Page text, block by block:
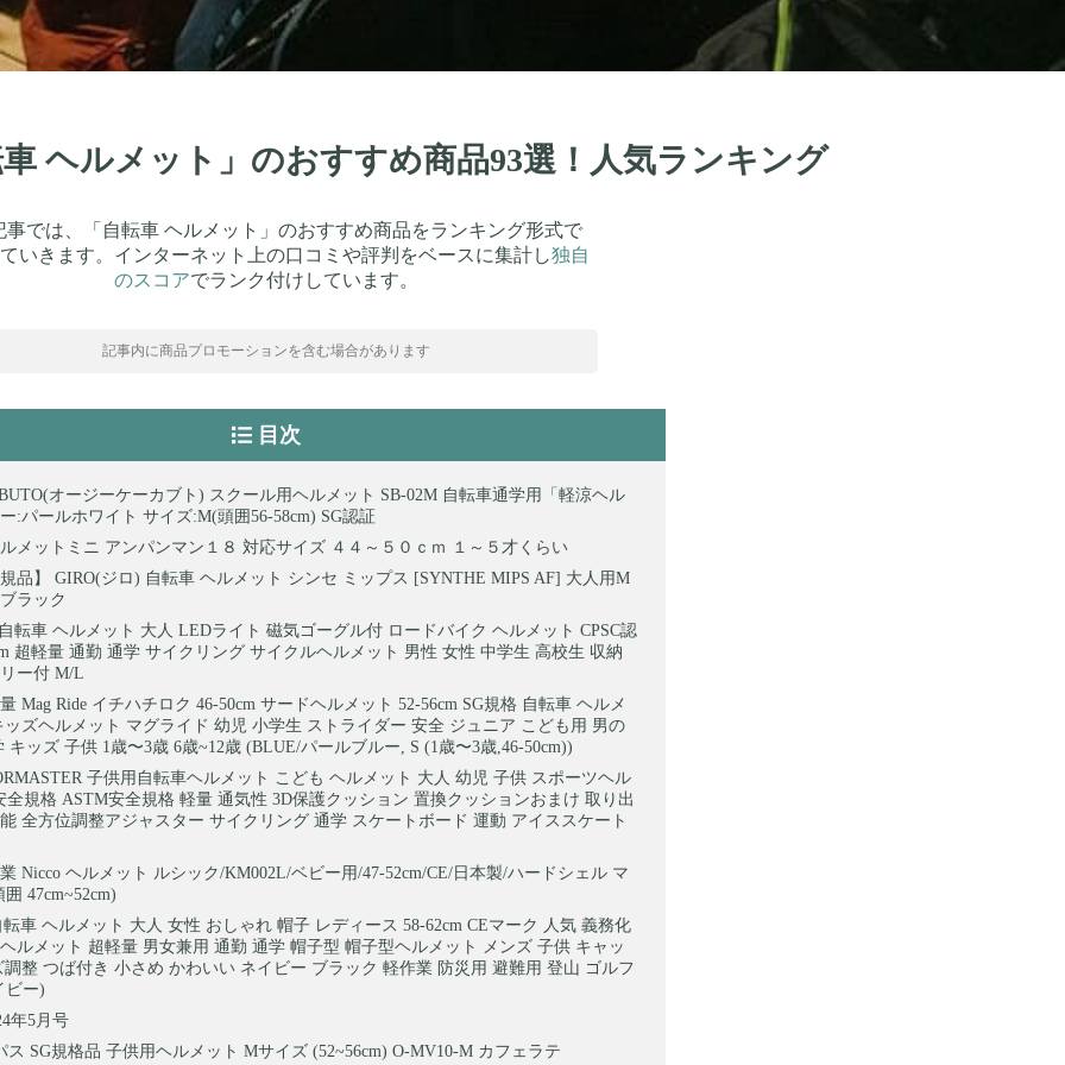
ヘルメット」のおすすめ商品93選！人気ランキング
事では、「自転車 ヘルメット」のおすすめ商品をランキング形式で
いきます。インターネット上の口コミや評判をベースに集計し独自
のスコアでランク付けしています。
記事内に商品プロモーションを含む場合があります
目次
オージーケーカブト) スクール用ヘルメット SB-02M 自転車通学用「軽涼ヘル
:パールホワイト サイズ:M(頭囲56-58cm) SG認証
メットミニ アンパンマン１８ 対応サイズ ４４～５０ｃｍ １～５才くらい
品】 GIRO(ジロ) 自転車 ヘルメット シンセ ミップス [SYNTHE MIPS AF] 大人用M
ラック
転車 ヘルメット 大人 LEDライト 磁気ゴーグル付 ロードバイク ヘルメット CPSC認
超軽量 通勤 通学 サイクリング サイクルヘルメット 男性 女性 中学生 高校生 収納
ー付 M/L
Mag Ride イチハチロク 46-50cm サードヘルメット 52-56cm SG規格 自転車 ヘルメ
ズヘルメット マグライド 幼児 小学生 ストライダー 安全 ジュニア こども用 男の
キッズ 子供 1歳〜3歳 6歳~12歳 (BLUE/パールブルー, S (1歳〜3歳,46-50cm))
子供用自転車ヘルメット こども ヘルメット 大人 幼児 子供 スポーツヘル
全規格 ASTM安全規格 軽量 通気性 3D保護クッション 置換クッションおまけ 取り出
全方位調整アジャスター サイクリング 通学 スケートボード 運動 アイススケート
Nicco ヘルメット ルシック/KM002L/ベビー用/47-52cm/CE/日本製/ハードシェル マ
47cm~52cm)
車 ヘルメット 大人 女性 おしゃれ 帽子 レディース 58-62cm CEマーク 人気 義務化
ルメット 超軽量 男女兼用 通勤 通学 帽子型 帽子型ヘルメット メンズ 子供 キャッ
整 つば付き 小さめ かわいい ネイビー ブラック 軽作業 防災用 避難用 登山 ゴルフ
ビー)
年5月号
ス SG規格品 子供用ヘルメット Mサイズ (52~56cm) O-MV10-M カフェラテ